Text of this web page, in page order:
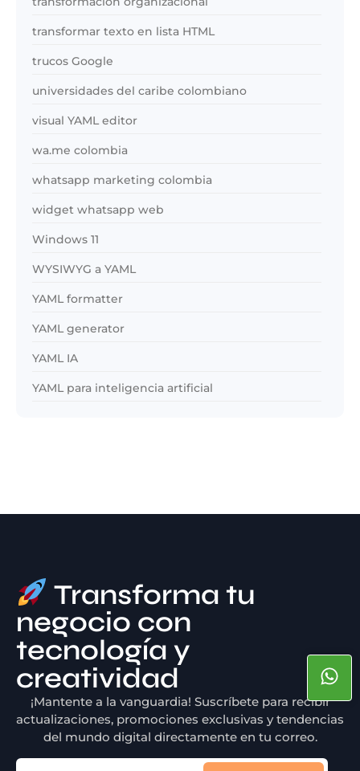
transformar texto en lista HTML
trucos Google
universidades del caribe colombiano
visual YAML editor
wa.me colombia
whatsapp marketing colombia
widget whatsapp web
Windows 11
WYSIWYG a YAML
YAML formatter
YAML generator
YAML IA
YAML para inteligencia artificial
Transforma tu
negocio con
tecnología y
creatividad
¡Mantente a la vanguardia! Suscríbete para recibir
actualizaciones, promociones exclusivas y tendencias
del mundo digital directamente en tu correo.